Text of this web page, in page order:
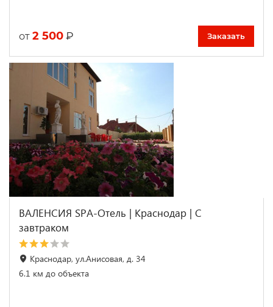
от 2 500 ₽ Заказать
ВАЛЕНСИЯ SPA-Отель | Краснодар | С
завтраком
Краснодар, ул.Анисовая, д. 34
6.1 км до объекта